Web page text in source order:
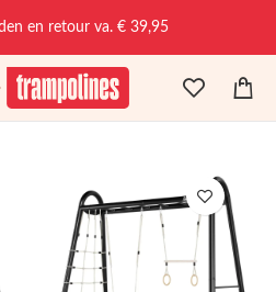
en retour va. € 39,95